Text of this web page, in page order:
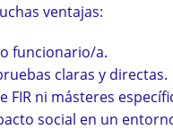
ventajas:
funcionario/a.
claras y directas.
FIR ni másteres
social en un